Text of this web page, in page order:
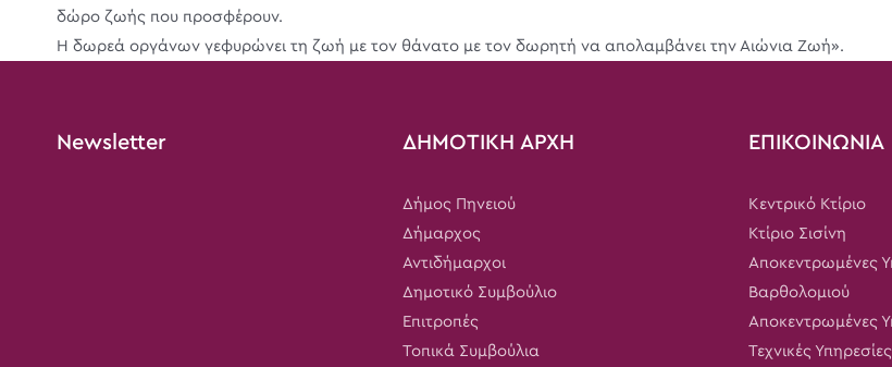
δώρο ζωής που προσφέρουν.
Η δωρεά οργάνων γεφυρώνει τη ζωή με τον θάνατο με τον δωρητή να απολαμβάνει την Αιώνια Ζωή».
Newsletter ΔΗΜΟΤΙΚΗ ΑΡΧΗ
Δήμος Πηνειού
Δήμαρχος
Αντιδήμαρχοι
Δημοτικό Συμβούλιο
Επιτροπές
Τοπικά Συμβούλια
ΕΠΙΚΟΙΝΩΝΙΑ
Κεντρικό Κτίριο
Κτίριο Σισίνη
Αποκεντρωμένες
Βαρθολομιού
Αποκεντρωμένες
Τεχνικές Υπηρεσίες